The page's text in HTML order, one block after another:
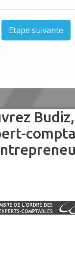
Etape suivante